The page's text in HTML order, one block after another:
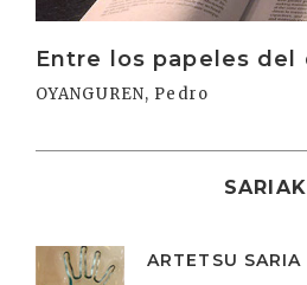
Entre los papeles del
OYANGUREN, Pedro
SARIAK
ARTETSU